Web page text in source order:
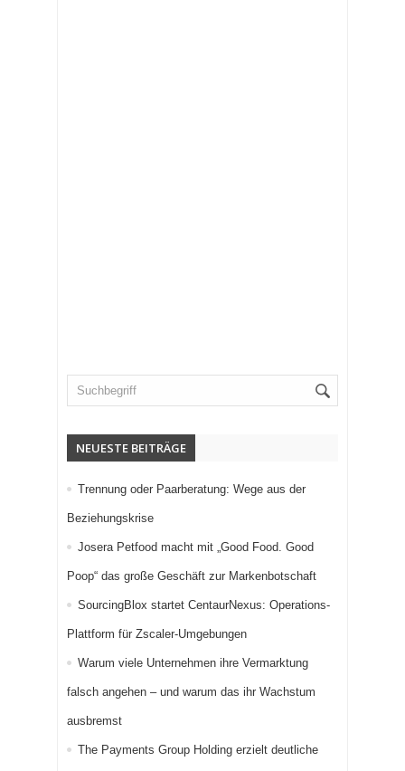
NEUESTE BEITRÄGE
Trennung oder Paarberatung: Wege aus der
Beziehungskrise
Josera Petfood macht mit „Good Food. Good
Poop“ das große Geschäft zur Markenbotschaft
SourcingBlox startet CentaurNexus: Operations-
Plattform für Zscaler-Umgebungen
Warum viele Unternehmen ihre Vermarktung
falsch angehen – und warum das ihr Wachstum
ausbremst
The Payments Group Holding erzielt deutliche